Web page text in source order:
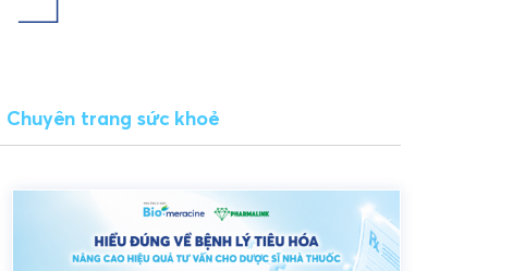
Chuyên trang sức khoẻ